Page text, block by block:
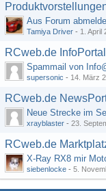
Aus Forum
Tamiya Driver - 1. April
RCweb.de InfoPortal
Spammail von
supersonic - 14. März
RCweb.de
Neue Strecke im
xrayblaster - 23.
RCweb.de
X-Ray RX8 mir
siebenlocke - 5.